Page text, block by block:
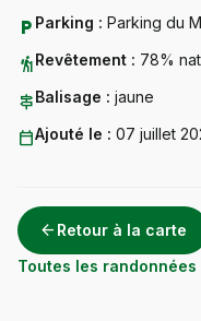
local_parking Parking : Parking du
hikingRevêtement : 78%
signpostBalisage : jaune
calendar_todayAjouté le : 07 juillet
arrow_back Retour à la carte
Toutes les